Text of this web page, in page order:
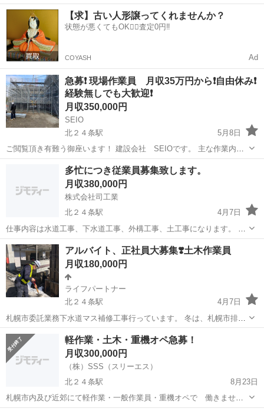
業員さんを募集しております。 業務内容 職人さんの補助など、職人さ
んから指示が出ますので指示に従って作業をして頂きます。 難しい作
業はありませんのでご安心...
北海道 札幌市 北２４条駅 土木 職人
【求】古い人形譲ってくれませんか？
状態が悪くてもOK🙆‍♀️査定0円‼️
COYASH Ad
急募❗️ 現場作業員 月収35万円から❗️自由休み❗️
経験無しでも大歓迎❗️
月収350,000円
SEIO
北２４条駅
5月8日
ご閲覧頂き有難う御座います！ 建設会社 SEIOです。 主な作業内容
鳶•土木•除雪などになります。 その他塗装や内装やほかの業種もご相
作業時間 8:0...
札幌市 北２４条駅 土木 現場作業員
多忙につき従業員募集致します。
月収380,000円
株式会社司工業
北２４条駅
4月7日
仕事内容は水道工事、下水道工事、外構工事、土工事になります。 掘
削工事等、舗装工事等作業が異なります。 経験者大歓迎☺️未経験者も
勿論大歓迎です！ 保険関係も完備してます！ 夏、冬毎年賞与手当もあ
ります。 その内現場を...
北海道 札幌市 北２４条駅 土木 未経験
アルバイト、正社員大募集❣️土木作業員
月収180,000円
ライフパートナー
北２４条駅
4月7日
札幌市委託業務下水道マス補修工事行っています。 冬は、札幌市排雪
業務も行ってます。 高単価出張現場あります。基本的単価20000円で
す。多少誤差がありますので、ご相談させていただきます。🙇‍♀️ 出張の
場合飯付き宿付きで...
北海道 札幌市 北２４条駅 施工管理 業務
軽作業・土木・重機オペ急募！
月収300,000円
（株）SSS（スリーエス）
北２４条駅
8月23日
札幌市内及び近郊にて軽作業・一般作業員・重機オペで 働きません
か？ 働きやすい職場です。 また無料の宿舎者ご用意しておりますの